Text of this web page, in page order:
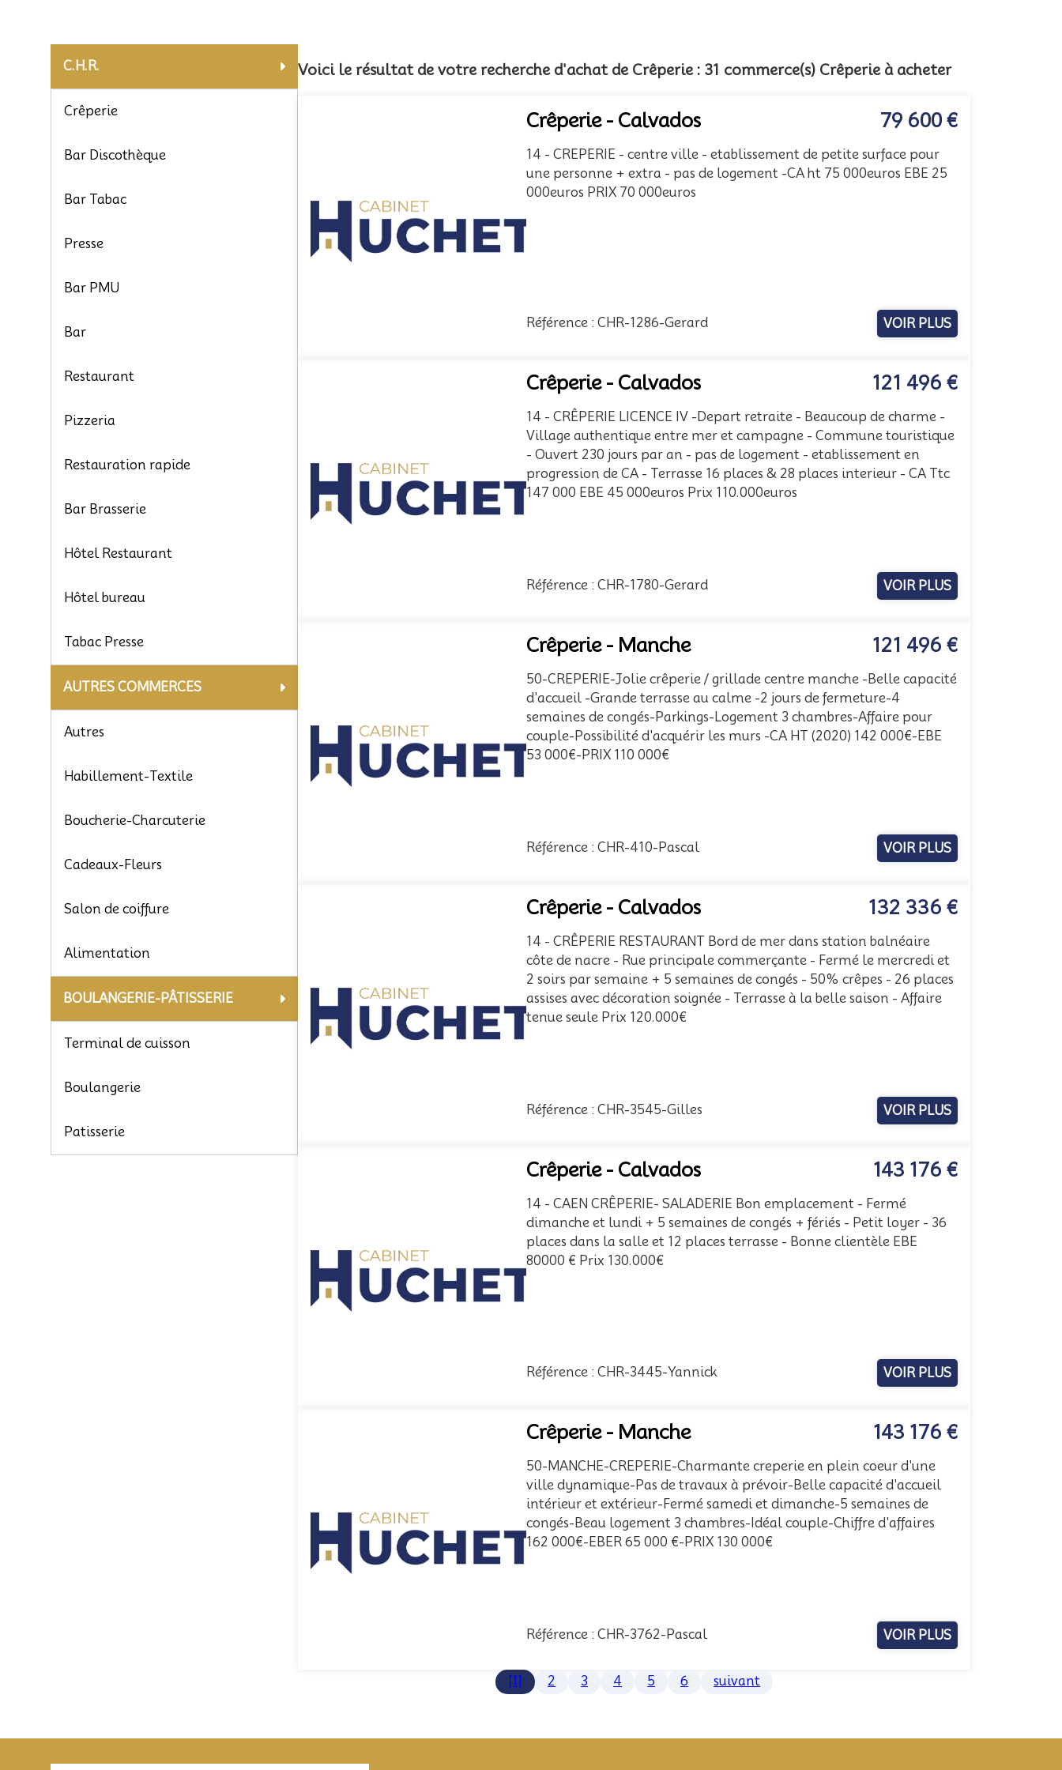
C.H.R.
Crêperie
Bar Discothèque
Bar Tabac
Presse
Bar PMU
Bar
Restaurant
Pizzeria
Restauration rapide
Bar Brasserie
Hôtel Restaurant
Hôtel bureau
Tabac Presse
AUTRES COMMERCES
Autres
Habillement-Textile
Boucherie-Charcuterie
Cadeaux-Fleurs
Salon de coiffure
Alimentation
BOULANGERIE-PÂTISSERIE
Terminal de cuisson
Boulangerie
Patisserie
Voici le résultat de votre recherche d'achat de Crêperie : 31 commerce(s) Crêperie à acheter
Crêperie - Calvados 79 600 €
14 - CREPERIE - centre ville - etablissement de petite surface pour
une personne + extra - pas de logement -CA ht 75 000euros EBE 25
000euros PRIX 70 000euros
Référence : CHR-1286-Gerard VOIR PLUS
Crêperie - Calvados 121 496 €
14 - CRÊPERIE LICENCE IV -Depart retraite - Beaucoup de charme -
Village authentique entre mer et campagne - Commune touristique
- Ouvert 230 jours par an - pas de logement - etablissement en
progression de CA - Terrasse 16 places & 28 places interieur - CA Ttc
147 000 EBE 45 000euros Prix 110.000euros
Référence : CHR-1780-Gerard VOIR PLUS
Crêperie - Manche 121 496 €
50-CREPERIE-Jolie crêperie / grillade centre manche -Belle capacité
d'accueil -Grande terrasse au calme -2 jours de fermeture-4
semaines de congés-Parkings-Logement 3 chambres-Affaire pour
couple-Possibilité d'acquérir les murs -CA HT (2020) 142 000€-EBE
53 000€-PRIX 110 000€
Référence : CHR-410-Pascal VOIR PLUS
Crêperie - Calvados 132 336 €
14 - CRÊPERIE RESTAURANT Bord de mer dans station balnéaire
côte de nacre - Rue principale commerçante - Fermé le mercredi et
2 soirs par semaine + 5 semaines de congés - 50% crêpes - 26 places
assises avec décoration soignée - Terrasse à la belle saison - Affaire
tenue seule Prix 120.000€
Référence : CHR-3545-Gilles VOIR PLUS
Crêperie - Calvados 143 176 €
14 - CAEN CRÊPERIE- SALADERIE Bon emplacement - Fermé
dimanche et lundi + 5 semaines de congés + fériés - Petit loyer - 36
places dans la salle et 12 places terrasse - Bonne clientèle EBE
80000 € Prix 130.000€
Référence : CHR-3445-Yannick VOIR PLUS
Crêperie - Manche 143 176 €
50-MANCHE-CREPERIE-Charmante creperie en plein coeur d'une
ville dynamique-Pas de travaux à prévoir-Belle capacité d'accueil
intérieur et extérieur-Fermé samedi et dimanche-5 semaines de
congés-Beau logement 3 chambres-Idéal couple-Chiffre d'affaires
162 000€-EBER 65 000 €-PRIX 130 000€
Référence : CHR-3762-Pascal VOIR PLUS
[1] 2 3 4 5 6 suivant